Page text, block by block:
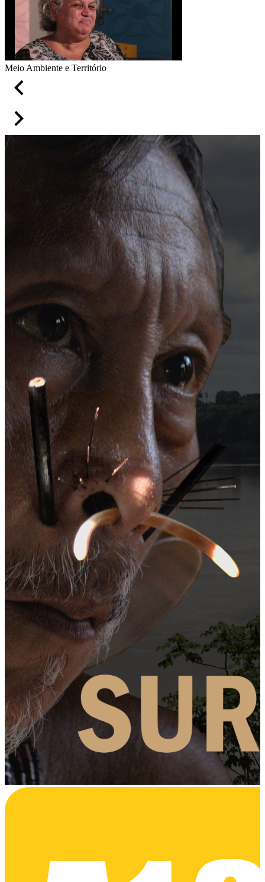
Meio Ambiente e Território